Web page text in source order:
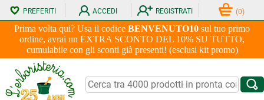
Prima volta qui? Usa il codice BENVENUTO10 sul tuo primo
ordine, avrai un EXTRA SCONTO DEL 10% SU TUTTO,
cumulabile con gli sconti già presenti! (esclusi kit promo)
PREFERITI ACCEDI REGISTRATI (0)